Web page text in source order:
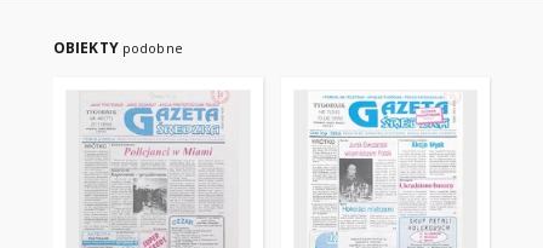
OBIEKTY podobne